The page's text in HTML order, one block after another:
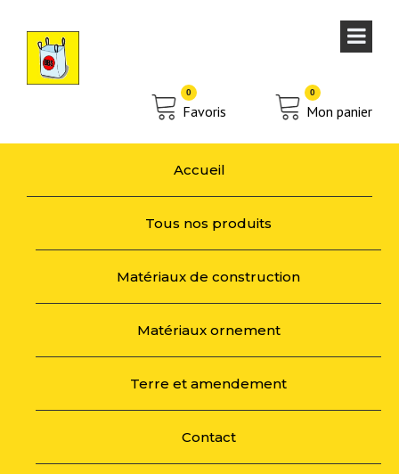
Favoris
0
Mon panier
0
Accueil
Tous nos produits
Matériaux de construction
Matériaux ornement
Terre et amendement
Contact